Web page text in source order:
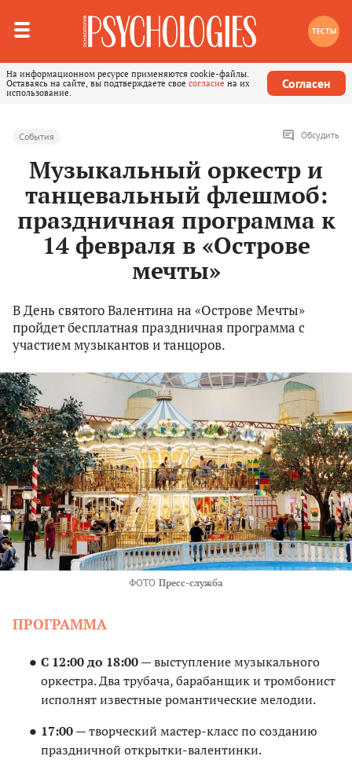
ТЕСТЫ
На информационном ресурсе применяются cookie-файлы.
Оставаясь на сайте, вы подтверждаете свое согласие на их
использование.
Согласен
События Обсудить
Музыкальный оркестр и
танцевальный флешмоб:
праздничная программа к
14 февраля в «Острове
мечты»
В День святого Валентина на «Острове Мечты»
пройдет бесплатная праздничная программа с
участием музыкантов и танцоров.
ФОТО Пресс-служба
ПРОГРАММА
С 12:00 до 18:00— выступление музыкального
оркестра. Два трубача, барабанщик и тромбонист
исполнят известные романтические мелодии.
17:00— творческий мастер-класс по созданию
праздничной открытки-валентинки.